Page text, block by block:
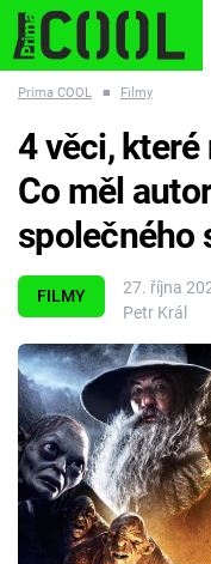
ESCAPE PLNEJ
Témata
Filmy
Seriály
Hry
Prima COOL ■ Filmy
FILMY
27. října
Petr Král
4 věci,
Co měl
společného